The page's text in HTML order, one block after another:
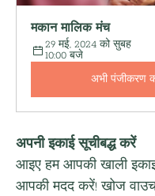
मकान मालिक मंच
29 मई, 2024 को सुबह
10:00 बजे
अभी पंजीकरण
अपनी इकाई सूचीबद्ध करें
आइए हम आपकी खाली
आपकी मदद करें! खोज